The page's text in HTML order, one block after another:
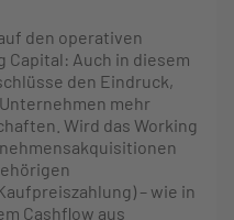
den operativen
Auch in diesem
den Eindruck,
mehr
Wird das Working
– wie in
Cashflow aus